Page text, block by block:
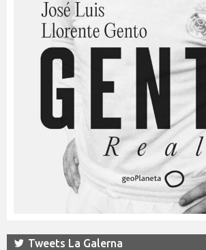
Tweets La Galerna